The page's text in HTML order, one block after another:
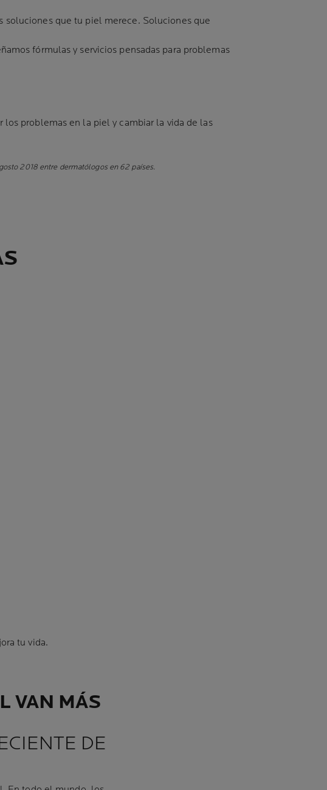
soluciones que tu piel merece. Soluciones que
fórmulas y servicios pensadas para problemas
problemas en la piel y cambiar la vida de las
2018 entre dermatólogos en 62 países.
tu vida.
VAN MÁS
DE